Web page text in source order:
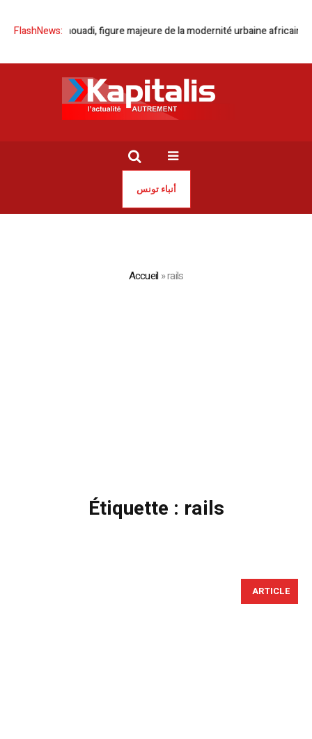
FlashNews:
Dhaouadi, figure majeure de la modernité urbaine africaine
أنباء تونس
Accueil »rails
Étiquette : rails
ARTICLE